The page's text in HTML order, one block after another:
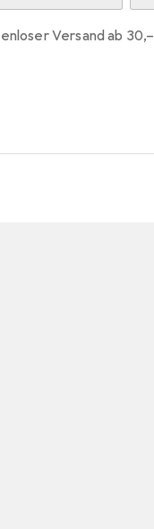
Versand ab 30,–